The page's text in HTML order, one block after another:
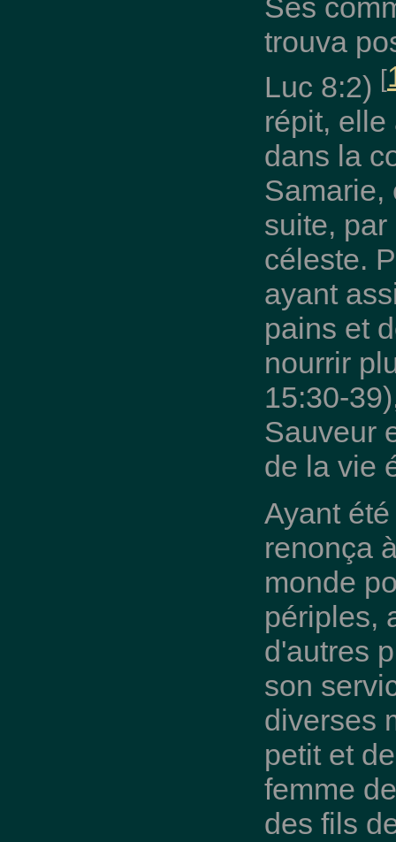
Ses
trouva
Luc 8:2) [
répit,
dans la
Samarie,
suite,
céleste.
ayant
pains et
nourrir
15:30-
Sauveur
de la vie
Ayant
renonça
monde
périples,
d'autres
son
diverses
petit et
femme
des fils